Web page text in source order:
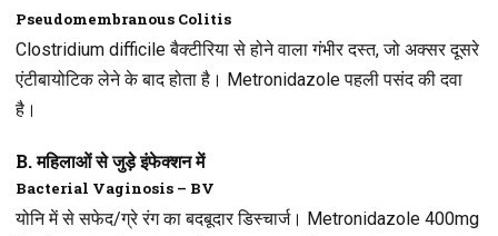
Pseudomembranous Colitis
Clostridium difficile बैक्टीरिया से होने वाला गंभीर दस्त, जो अक्सर दूसरे
एंटीबायोटिक लेने के बाद होता है। Metronidazole पहली पसंद की दवा
है।
B. महिलाओं से जुड़े इंफेक्शन में
Bacterial Vaginosis – BV
योनि में से सफेद/ग्रे रंग का बदबूदार डिस्चार्ज। Metronidazole 400mg